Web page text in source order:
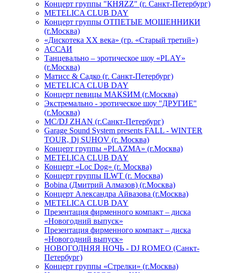
Концерт группы "КНЯZZ" (г. Санкт-Петербург)
METELICA CLUB DAY
Концерт группы ОТПЕТЫЕ МОШЕННИКИ
(г.Москва)
«Дискотека ХХ века» (гр. «Старый третий»)
АССАИ
Танцевально – эротическое шоу «PLAY»
(г.Москва)
Матисс & Садко (г. Санкт-Петербург)
METELICA CLUB DAY
Концерт певицы МАКSИМ (г.Москва)
Экстремально - эротическое шоу "ДРУГИЕ"
(г.Москва)
МС/DJ ZHAN (г.Санкт-Петербург)
Garage Sound System presents FALL - WINTER
TOUR, Dj SUHOV (г. Москва)
Концерт группы «PLAZMA» (г.Москва)
METELICA CLUB DAY
Концерт «Loc Dog» (г. Москва)
Концерт группы ILWT (г. Москва)
Bobina (Дмитрий Алмазов) (г.Москва)
Концерт Александра Айвазова (г.Москва)
METELICA CLUB DAY
Презентация фирменного компакт – диска
«Новогодний выпуск»
Презентация фирменного компакт – диска
«Новогодний выпуск»
НОВОГОДНЯЯ НОЧЬ - DJ ROMEO (Санкт-
Петербург)
Концерт группы «Стрелки» (г.Москва)